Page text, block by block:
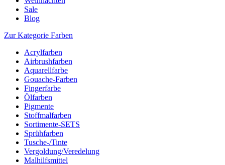
Sale
Blog
Zur Kategorie Farben
Acrylfarben
Airbrushfarben
Aquarellfarbe
Gouache-Farben
Fingerfarbe
Ölfarben
Pigmente
Stoffmalfarben
Sortimente-SETS
Sprühfarben
Tusche-/Tinte
Vergoldung/Veredelung
Malhilfsmittel